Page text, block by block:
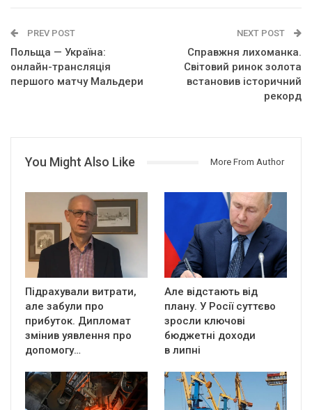
PREV POST
Польща — Україна:
онлайн-трансляція
першого матчу Мальдери
NEXT POST
Справжня лихоманка.
Світовий ринок золота
встановив історичний
рекорд
You Might Also Like More From Author
Підрахували витрати,
але забули про
прибуток. Дипломат
змінив уявлення про
допомогу…
Але відстають від
плану. У Росії суттєво
зросли ключові
бюджетні доходи
в липні